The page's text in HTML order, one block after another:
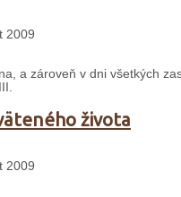
2009
a zároveň v dni všetkých
života
2009